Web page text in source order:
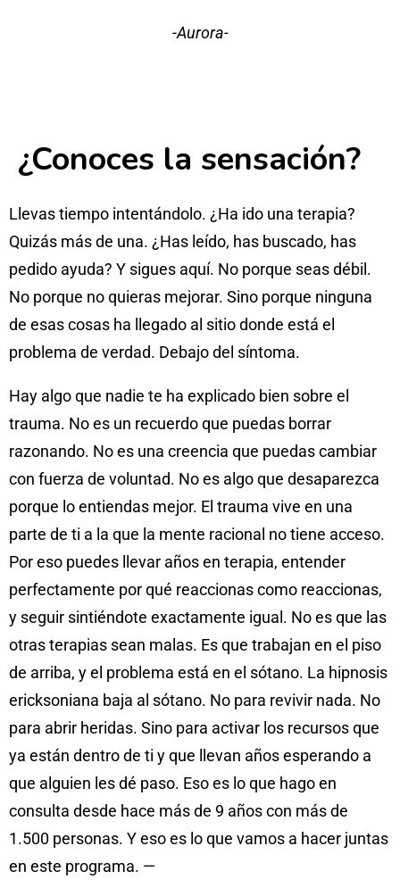
-Aurora-
¿Conoces la sensación?
Llevas tiempo intentándolo. ¿Ha ido una terapia?
Quizás más de una. ¿Has leído, has buscado, has
pedido ayuda? Y sigues aquí. No porque seas débil.
No porque no quieras mejorar. Sino porque ninguna
de esas cosas ha llegado al sitio donde está el
problema de verdad. Debajo del síntoma.
Hay algo que nadie te ha explicado bien sobre el
trauma. No es un recuerdo que puedas borrar
razonando. No es una creencia que puedas cambiar
con fuerza de voluntad. No es algo que desaparezca
porque lo entiendas mejor. El trauma vive en una
parte de ti a la que la mente racional no tiene acceso.
Por eso puedes llevar años en terapia, entender
perfectamente por qué reaccionas como reaccionas,
y seguir sintiéndote exactamente igual. No es que las
otras terapias sean malas. Es que trabajan en el piso
de arriba, y el problema está en el sótano. La hipnosis
ericksoniana baja al sótano. No para revivir nada. No
para abrir heridas. Sino para activar los recursos que
ya están dentro de ti y que llevan años esperando a
que alguien les dé paso. Eso es lo que hago en
consulta desde hace más de 9 años con más de
1.500 personas. Y eso es lo que vamos a hacer juntas
en este programa. —